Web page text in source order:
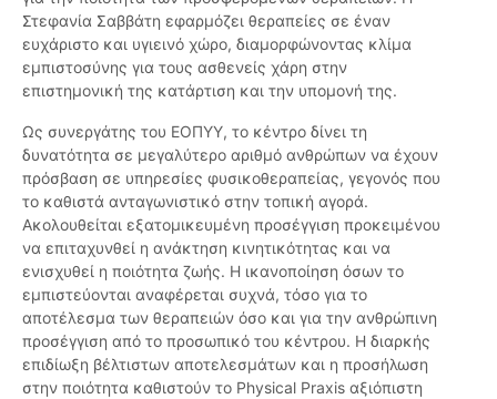
Στεφανία Σαββάτη εφαρμόζει θεραπείες σε έναν
ευχάριστο και υγιεινό χώρο, διαμορφώνοντας κλίμα
εμπιστοσύνης για τους ασθενείς χάρη στην
επιστημονική της κατάρτιση και την υπομονή της.
Ως συνεργάτης του ΕΟΠΥΥ, το κέντρο δίνει τη
δυνατότητα σε μεγαλύτερο αριθμό ανθρώπων να έχουν
πρόσβαση σε υπηρεσίες φυσικοθεραπείας, γεγονός που
το καθιστά ανταγωνιστικό στην τοπική αγορά.
Ακολουθείται εξατομικευμένη προσέγγιση προκειμένου
να επιταχυνθεί η ανάκτηση κινητικότητας και να
ενισχυθεί η ποιότητα ζωής. Η ικανοποίηση όσων το
εμπιστεύονται αναφέρεται συχνά, τόσο για το
αποτέλεσμα των θεραπειών όσο και για την ανθρώπινη
προσέγγιση από το προσωπικό του κέντρου. Η διαρκής
επιδίωξη βέλτιστων αποτελεσμάτων και η προσήλωση
στην ποιότητα καθιστούν το Physical Praxis αξιόπιστη